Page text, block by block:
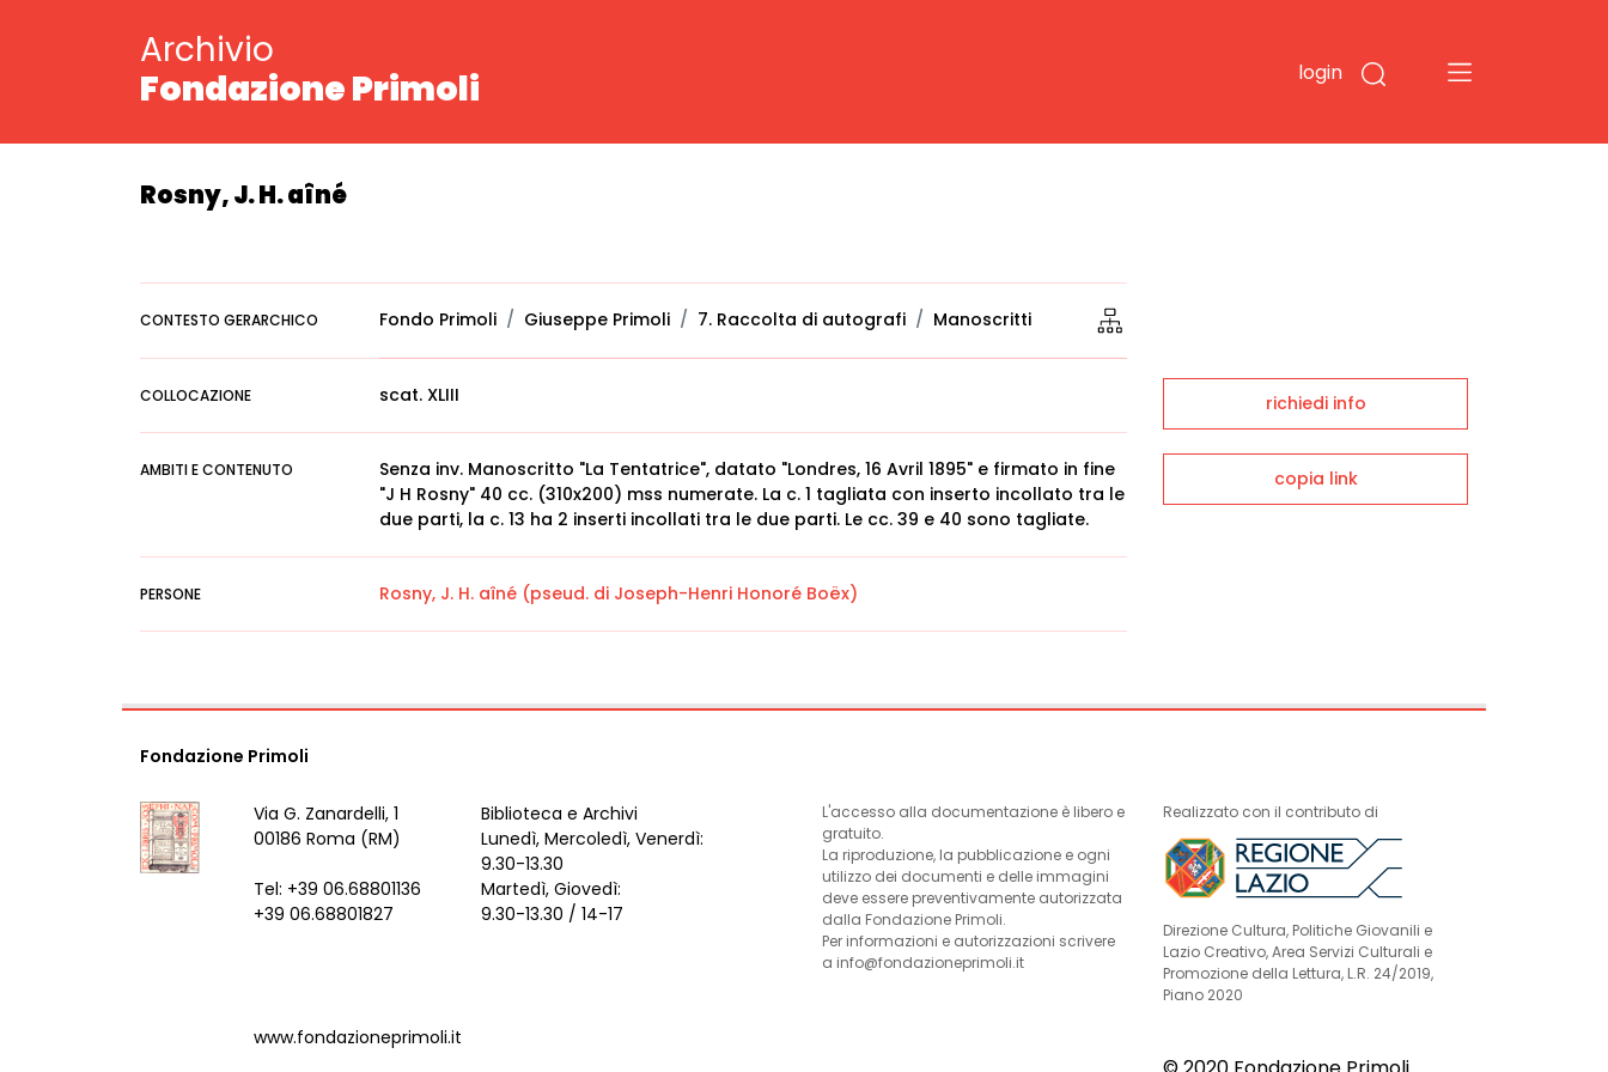
Archivio
Fondazione Primoli
login
Rosny, J. H. aîné
CONTESTO GERARCHICO Fondo Primoli Giuseppe Primoli 7. Raccolta di autografi Manoscritti
COLLOCAZIONE scat. XLIII
AMBITI E CONTENUTO
Senza inv. Manoscritto "La Tentatrice", datato "Londres, 16 Avril 1895" e firmato in fine
"J H Rosny" 40 cc. (310x200) mss numerate. La c. 1 tagliata con inserto incollato tra le
due parti, la c. 13 ha 2 inserti incollati tra le due parti. Le cc. 39 e 40 sono tagliate.
PERSONE Rosny, J. H. aîné (pseud. di Joseph-Henri Honoré Boëx)
richiedi info
copia link
Fondazione Primoli
Via G. Zanardelli, 1
00186 Roma (RM)
Tel: +39 06.68801136
+39 06.68801827
Biblioteca e Archivi
Lunedì, Mercoledì, Venerdì:
9.30-13.30
Martedì, Giovedì:
9.30-13.30 / 14-17
L'accesso alla documentazione è libero e
gratuito.
La riproduzione, la pubblicazione e ogni
utilizzo dei documenti e delle immagini
deve essere preventivamente autorizzata
dalla Fondazione Primoli.
Per informazioni e autorizzazioni scrivere
a info@fondazioneprimoli.it
Realizzato con il contributo di
Direzione Cultura, Politiche Giovanili e
Lazio Creativo, Area Servizi Culturali e
Promozione della Lettura, L.R. 24/2019,
Piano 2020
www.fondazioneprimoli.it